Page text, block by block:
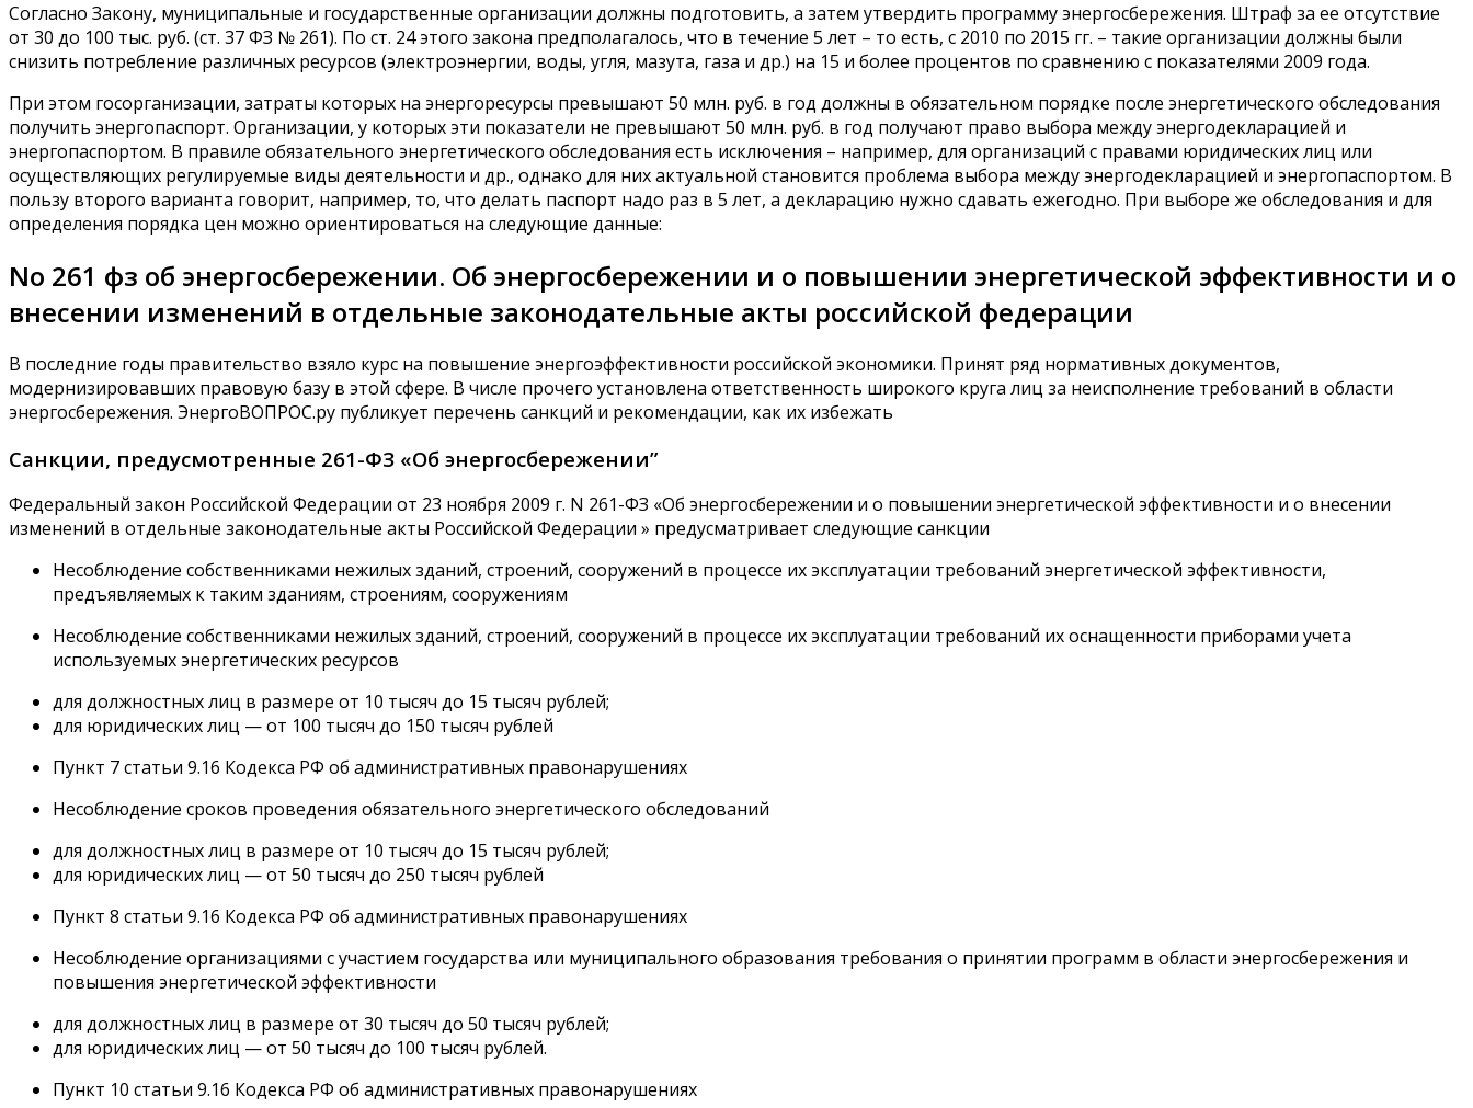
Согласно Закону, муниципальные и государственные организации должны подготовить, а затем утвердить программу энергосбережения. Штраф за ее отсутствие
от 30 до 100 тыс. руб. (ст. 37 ФЗ № 261). По ст. 24 этого закона предполагалось, что в течение 5 лет – то есть, с 2010 по 2015 гг. – такие организации должны были
снизить потребление различных ресурсов (электроэнергии, воды, угля, мазута, газа и др.) на 15 и более процентов по сравнению с показателями 2009 года.
При этом госорганизации, затраты которых на энергоресурсы превышают 50 млн. руб. в год должны в обязательном порядке после энергетического обследования
получить энергопаспорт. Организации, у которых эти показатели не превышают 50 млн. руб. в год получают право выбора между энергодекларацией и
энергопаспортом. В правиле обязательного энергетического обследования есть исключения – например, для организаций с правами юридических лиц или
осуществляющих регулируемые виды деятельности и др., однако для них актуальной становится проблема выбора между энергодекларацией и энергопаспортом. В
пользу второго варианта говорит, например, то, что делать паспорт надо раз в 5 лет, а декларацию нужно сдавать ежегодно. При выборе же обследования и для
определения порядка цен можно ориентироваться на следующие данные:
No 261 фз об энергосбережении. Об энергосбережении и о повышении энергетической эффективности и о
внесении изменений в отдельные законодательные акты российской федерации
В последние годы правительство взяло курс на повышение энергоэффективности российской экономики. Принят ряд нормативных документов,
модернизировавших правовую базу в этой сфере. В числе прочего установлена ответственность широкого круга лиц за неисполнение требований в области
энергосбережения. ЭнергоВОПРОС.ру публикует перечень санкций и рекомендации, как их избежать
Санкции, предусмотренные 261-ФЗ «Об энергосбережении”
Федеральный закон Российской Федерации от 23 ноября 2009 г. N 261-ФЗ «Об энергосбережении и о повышении энергетической эффективности и о внесении
изменений в отдельные законодательные акты Российской Федерации » предусматривает следующие санкции
Несоблюдение собственниками нежилых зданий, строений, сооружений в процессе их эксплуатации требований энергетической эффективности,
предъявляемых к таким зданиям, строениям, сооружениям
Несоблюдение собственниками нежилых зданий, строений, сооружений в процессе их эксплуатации требований их оснащенности приборами учета
используемых энергетических ресурсов
для должностных лиц в размере от 10 тысяч до 15 тысяч рублей;
для юридических лиц — от 100 тысяч до 150 тысяч рублей
Пункт 7 статьи 9.16 Кодекса РФ об административных правонарушениях
Несоблюдение сроков проведения обязательного энергетического обследований
для должностных лиц в размере от 10 тысяч до 15 тысяч рублей;
для юридических лиц — от 50 тысяч до 250 тысяч рублей
Пункт 8 статьи 9.16 Кодекса РФ об административных правонарушениях
Несоблюдение организациями с участием государства или муниципального образования требования о принятии программ в области энергосбережения и
повышения энергетической эффективности
для должностных лиц в размере от 30 тысяч до 50 тысяч рублей;
для юридических лиц — от 50 тысяч до 100 тысяч рублей.
Пункт 10 статьи 9.16 Кодекса РФ об административных правонарушениях